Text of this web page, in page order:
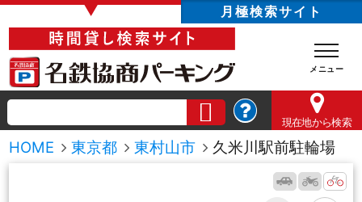
▼ 月極検索サイト
現在地から検索
HOME 東京都 東村山市 久米川駅前駐輪場